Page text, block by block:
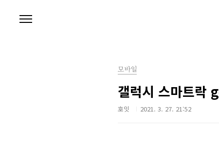
모바일
갤럭시 스마트
호잇 2021. 3. 27. 21:52